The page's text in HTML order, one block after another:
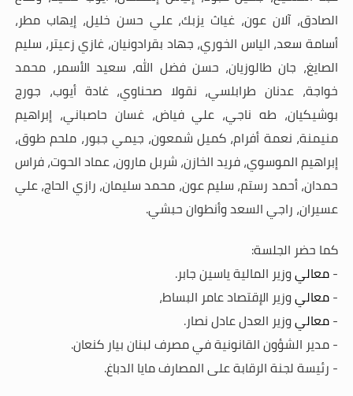
الصادق، آلان عون، غياث يزبك، علي حسن خليل، إيهاب مطر،
أسامة سعد، الياس الخوري، جهاد بقرادونيان، غازي زعيتر، سليم
الصايغ، جان طالوزيان، حسن فضل الله، سعيد الأسمر، محمد
خواجة، عدنان طرابلسي، نقولا صحناوي، غادة أيوب، جورج
بوشيكيان، طه ناجي، علي فياض، غسان حاصباني، إبراهيم
منيمنة، نعمة أفرام، كميل شمعون، جيمي جبور، ملحم طوق،
إبراهيم الموسوي، فريد الخازن، شربل مارون، عماد الحوت، فراس
حمدان، أحمد رستم، سليم عون، محمد سليمان، رازي الحاج، علي
عسيران، راجي السعد وأنطوان حبشي.
كما حضر الجلسة:
-معاليوزير المالية ياسين جابر.
-معاليوزير الإقتصاد عامر البساط،
-معاليوزير العدل عادل نصار.
- مدير الشؤون القانونية في مصرف لبنان بيار كنعان.
- رئيسة لجنة الرقابة على المصارف مايا الدباغ.